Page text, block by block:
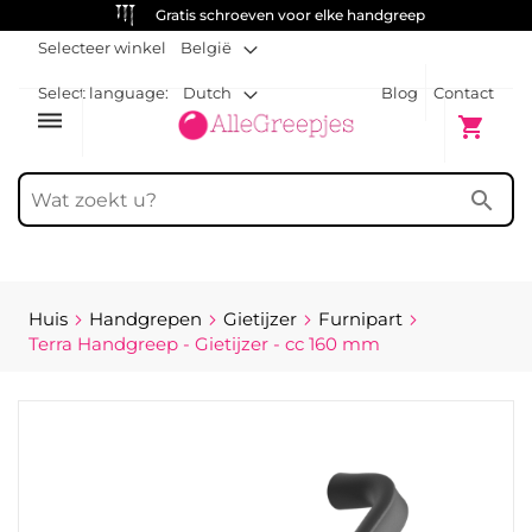
Gratis schroeven voor elke handgreep
Blog Contact
Selecteer winkel België
Select language: Dutch
dehaze shopping_cart
search
Huis Handgrepen Gietijzer
Furnipart
Terra Handgreep - Gietijzer - cc 160 mm